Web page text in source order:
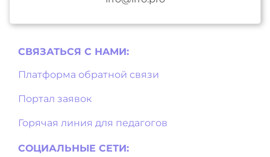
СВЯЗАТЬСЯ С НAМИ:
Платформа обратной связи
Портал заявок
Горячая линия для педагогов
СОЦИАЛЬНЫЕ СЕТИ: